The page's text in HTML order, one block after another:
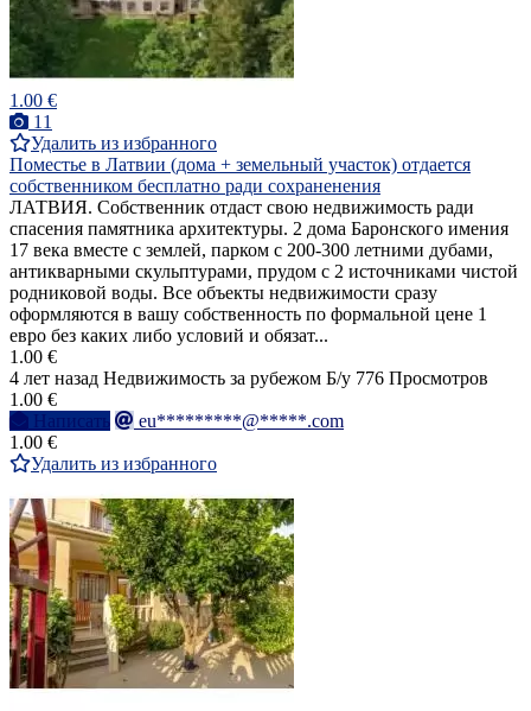
1.00 €
11
Удалить из избранного
Поместье в Латвии (дома + земельный участок) отдается
собственником бесплатно ради сохраненения
ЛАТВИЯ. Собственник отдаст свою недвижимость ради
спасения памятника архитектуры. 2 дома Баронского имения
17 века вместе с землей, парком с 200-300 летними дубами,
антикварными скульптурами, прудом с 2 источниками чистой
родниковой воды. Все объекты недвижимости сразу
оформляются в вашу собственность по формальной цене 1
евро без каких либо условий и обязат...
1.00 €
4 лет назад Недвижимость за рубежом Б/у 776 Просмотров
1.00 €
Написать
eu*********@*****.com
1.00 €
Удалить из избранного